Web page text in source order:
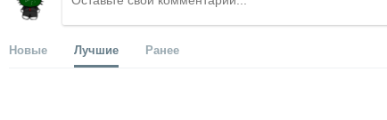
Новые Лучшие Ранее